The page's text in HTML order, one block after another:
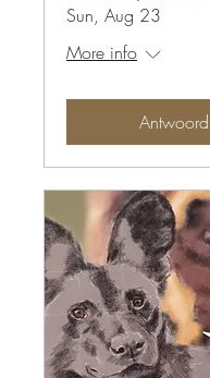
Sun, Aug 23
More info
Antwoord